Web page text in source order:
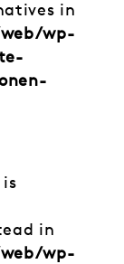
in
wp-
in
wp-